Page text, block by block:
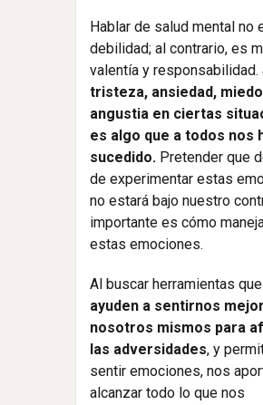
Hablar de salud mental no
debilidad; al contrario, es
valentía y responsabilidad.
tristeza, ansiedad,
angustia en ciertas
es algo que a todos nos
sucedido. Pretender que
de experimentar estas
no estará bajo nuestro
importante es cómo
estas emociones.
Al buscar herramientas que
ayuden a sentirnos
nosotros mismos para
las adversidades, y
sentir emociones, nos
alcanzar todo lo que nos